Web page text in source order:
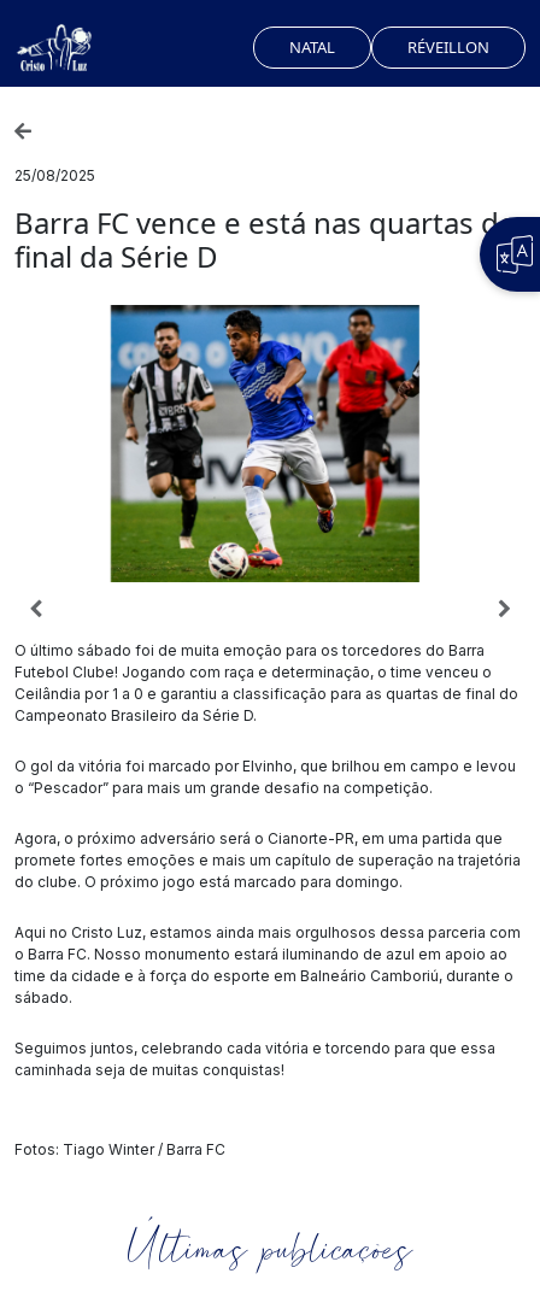
NATAL RÉVEILLON
25/08/2025
Barra FC vence e está nas quartas de
final da Série D
O último sábado foi de muita emoção para os torcedores do Barra
Futebol Clube! Jogando com raça e determinação, o time venceu o
Ceilândia por 1 a 0 e garantiu a classificação para as quartas de final do
Campeonato Brasileiro da Série D.
O gol da vitória foi marcado por Elvinho, que brilhou em campo e levou
o “Pescador” para mais um grande desafio na competição.
Agora, o próximo adversário será o Cianorte-PR, em uma partida que
promete fortes emoções e mais um capítulo de superação na trajetória
do clube. O próximo jogo está marcado para domingo.
Aqui no Cristo Luz, estamos ainda mais orgulhosos dessa parceria com
o Barra FC. Nosso monumento estará iluminando de azul em apoio ao
time da cidade e à força do esporte em Balneário Camboriú, durante o
sábado.
Seguimos juntos, celebrando cada vitória e torcendo para que essa
caminhada seja de muitas conquistas!
Fotos: Tiago Winter / Barra FC
Últimas publicações